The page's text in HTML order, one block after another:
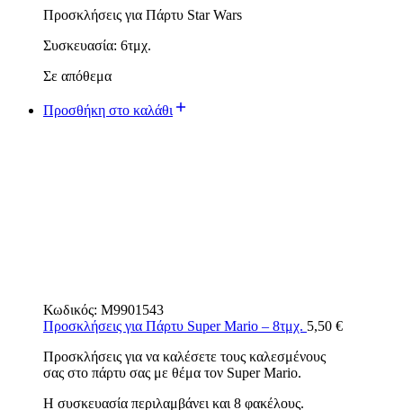
Προσκλήσεις για Πάρτυ Star Wars
Συσκευασία: 6τμχ.
Σε απόθεμα
Προσθήκη στο καλάθι
Κωδικός: M9901543
Προσκλήσεις για Πάρτυ Super Mario – 8τμχ. 5,50 €
Προσκλήσεις για να καλέσετε τους καλεσμένους
σας στο πάρτυ σας με θέμα τον Super Mario.
Η συσκευασία περιλαμβάνει και 8 φακέλους.